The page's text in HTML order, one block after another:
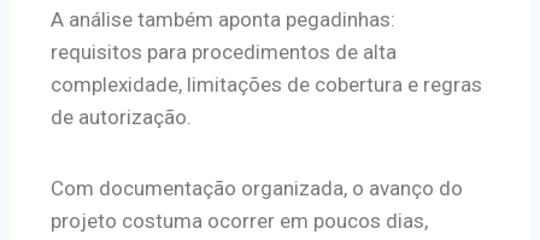
A análise também aponta pegadinhas:
requisitos para procedimentos de alta
complexidade, limitações de cobertura e regras
de autorização.
Com documentação organizada, o avanço do
projeto costuma ocorrer em poucos dias,